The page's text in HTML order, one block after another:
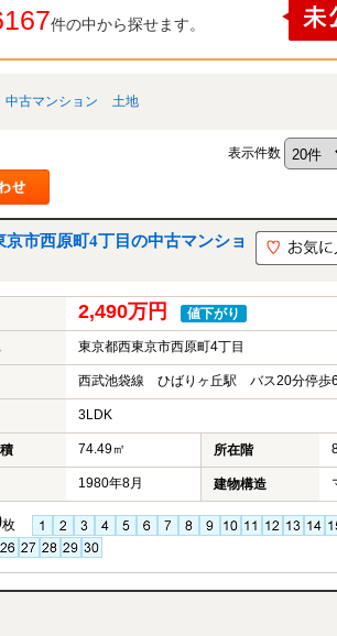
件の中から探せます。
中古マンション 土地
表示件数
市西原町4丁目の中古マンショ
2,490万円 値下がり
東京都西東京市西原町4丁目
西武池袋線 ひばりヶ丘駅 バス20分停歩
3LDK
74.49㎡ 所在階
1980年8月 建物構造
枚